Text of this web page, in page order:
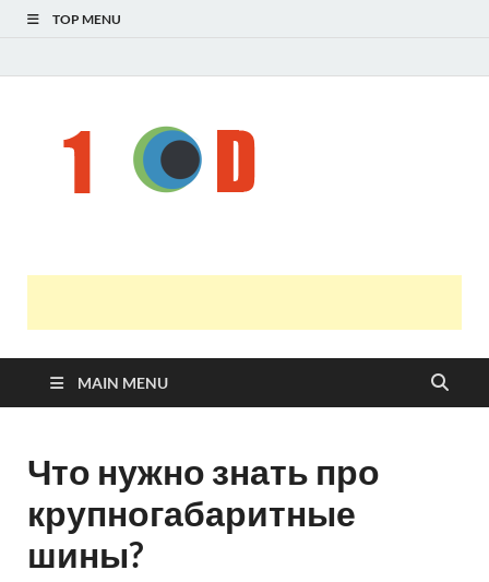
TOP MENU
MAIN MENU
Что нужно знать про
крупногабаритные
шины?